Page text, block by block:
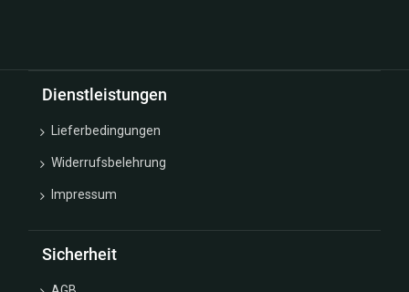
Dienstleistungen
Lieferbedingungen
Widerrufsbelehrung
Impressum
Sicherheit